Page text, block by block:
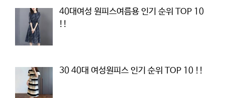
40대여성 원피스여름용 인기 순위 TOP 10
!!
30 40대 여성원피스 인기 순위 TOP 10 !!